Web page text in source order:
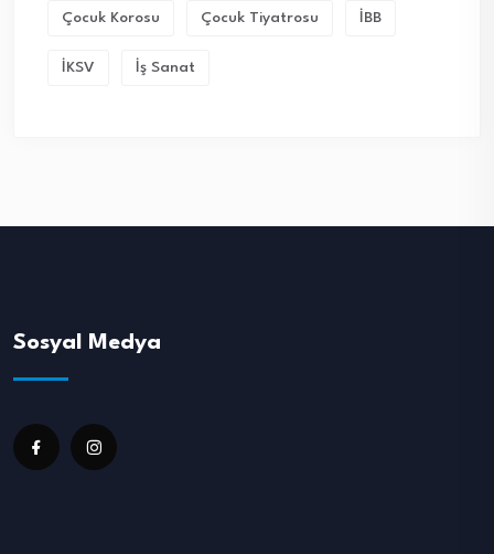
Çocuk Korosu Çocuk Tiyatrosu İBB
İKSV İş Sanat
Sosyal Medya